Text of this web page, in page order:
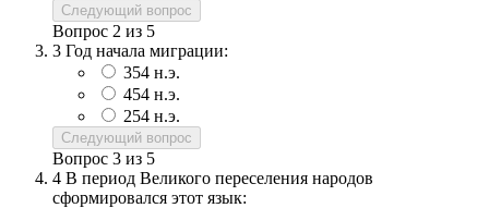
Следующий вопрос
Вопрос 2 из 5
3 Год начала миграции:
354 н.э.
454 н.э.
254 н.э.
Следующий вопрос
Вопрос 3 из 5
4 В период Великого переселения народов
сформировался этот язык: